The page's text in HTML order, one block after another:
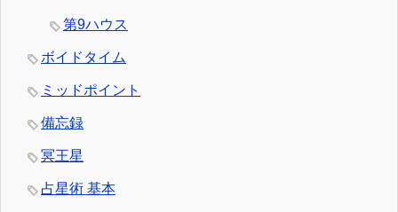
第9ハウス
ボイドタイム
ミッドポイント
備忘録
冥王星
占星術 基本